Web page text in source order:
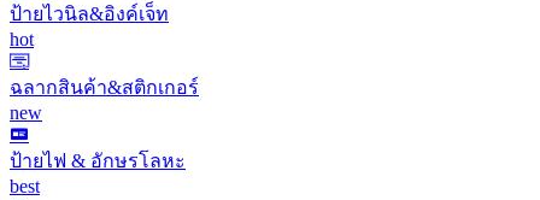
ป้ายไวนิล&อิงค์เจ็ท
hot
ฉลากสินค้า&สติกเกอร์
new
ป้ายไฟ & อักษรโลหะ
best